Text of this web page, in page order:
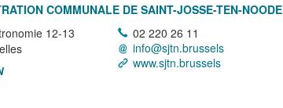
COMMUNALE DE SAINT-JOSSE-TEN-NOODE
12-13
02 220 26 11
info@sjtn.brussels
www.sjtn.brussels